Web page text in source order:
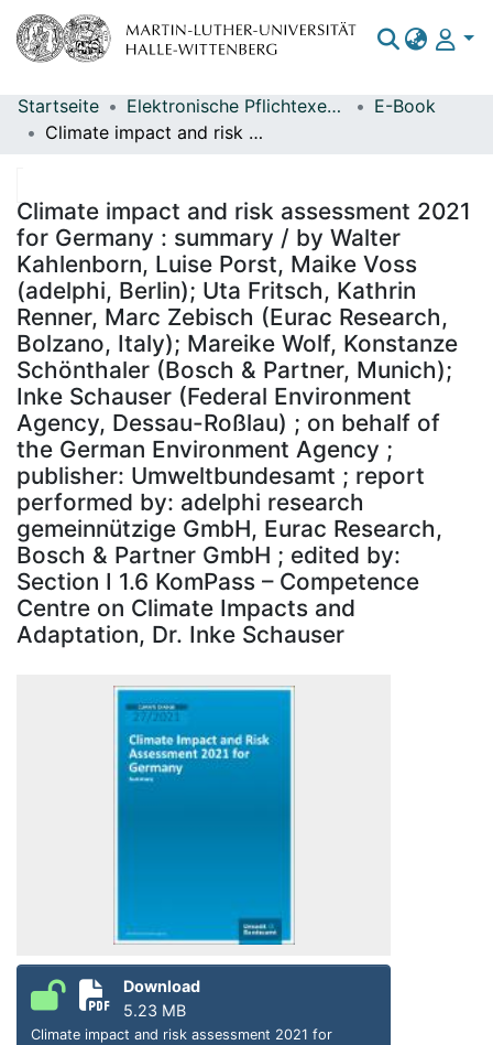
Bereiche & Sammlungen
Statistiken
Startseite Elektronische Pflichtexemplare
E-Book
Climate impact and risk assessment 2021 for Germany : summary / by Walter Kahlenborn, Luise Porst, Maike Voss (adelphi, Berlin); Uta Fritsch, Kathrin Renner, Marc Zebisch (Eurac Research, Bolzano, Italy); Mareike Wolf, Konstanze Schönthaler (Bosch & Partner, Munich); Inke Schauser (Federal Environment Agency, Dessau-Roßlau) ; on behalf of the German Environment Agency ; publisher: Umweltbundesamt ; report performed by: adelphi research gemeinnützige GmbH, Eurac Research, Bosch & Partner GmbH ; edited by: Section I 1.6 KomPass – Competence Centre on Climate Impacts and Adaptation, Dr. Inke Schauser
Climate impact and risk assessment 2021
for Germany : summary / by Walter
Kahlenborn, Luise Porst, Maike Voss
(adelphi, Berlin); Uta Fritsch, Kathrin
Renner, Marc Zebisch (Eurac Research,
Bolzano, Italy); Mareike Wolf, Konstanze
Schönthaler (Bosch & Partner, Munich);
Inke Schauser (Federal Environment
Agency, Dessau-Roßlau) ; on behalf of
the German Environment Agency ;
publisher: Umweltbundesamt ; report
performed by: adelphi research
gemeinnützige GmbH, Eurac Research,
Bosch & Partner GmbH ; edited by:
Section I 1.6 KomPass – Competence
Centre on Climate Impacts and
Adaptation, Dr. Inke Schauser
Download
5.23 MB
Climate impact and risk assessment 2021 for